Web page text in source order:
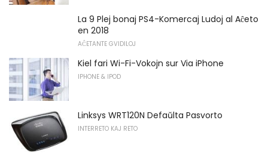
La 9 Plej bonaj PS4-Komercaj Ludoj al Aĉeto
en 2018
AĈETANTE GVIDILOJ
Kiel fari Wi-Fi-Vokojn sur Via iPhone
IPHONE & IPOD
Linksys WRT120N Defaŭlta Pasvorto
INTERRETO KAJ RETO